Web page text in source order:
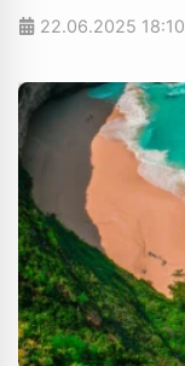
22.06.2025 18:10